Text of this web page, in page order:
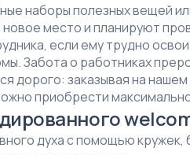
наборы полезных вещей
место и планируют
если ему трудно
Забота о работниках
дорого: заказывая на
приобрести
духа с помощью кружек,